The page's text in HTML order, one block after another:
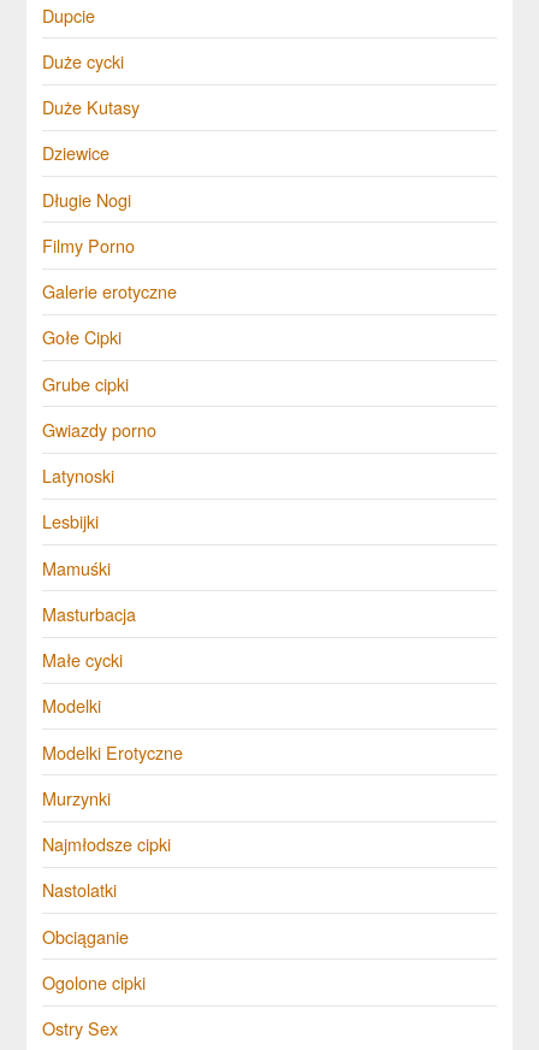
Dupcie
Duże cycki
Duże Kutasy
Dziewice
Długie Nogi
Filmy Porno
Galerie erotyczne
Gołe Cipki
Grube cipki
Gwiazdy porno
Latynoski
Lesbijki
Mamuśki
Masturbacja
Małe cycki
Modelki
Modelki Erotyczne
Murzynki
Najmłodsze cipki
Nastolatki
Obciąganie
Ogolone cipki
Ostry Sex